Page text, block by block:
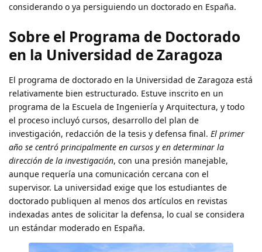
considerando o ya persiguiendo un doctorado en España.
Sobre el Programa de Doctorado
en la Universidad de Zaragoza
El programa de doctorado en la Universidad de Zaragoza está
relativamente bien estructurado. Estuve inscrito en un
programa de la Escuela de Ingeniería y Arquitectura, y todo
el proceso incluyó cursos, desarrollo del plan de
investigación, redacción de la tesis y defensa final. El primer
año se centró principalmente en cursos y en determinar la
dirección de la investigación, con una presión manejable,
aunque requería una comunicación cercana con el
supervisor. La universidad exige que los estudiantes de
doctorado publiquen al menos dos artículos en revistas
indexadas antes de solicitar la defensa, lo cual se considera
un estándar moderado en España.